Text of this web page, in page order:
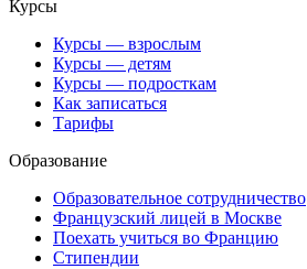
Курсы
Курсы — взрослым
Курсы — детям
Курсы — подросткам
Как записаться
Тарифы
Образование
Образовательное сотрудничество
Французский лицей в Москве
Поехать учиться во Францию
Стипендии